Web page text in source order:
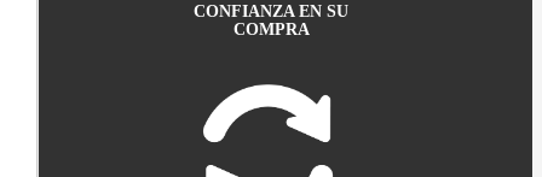
CONFIANZA EN SU
COMPRA